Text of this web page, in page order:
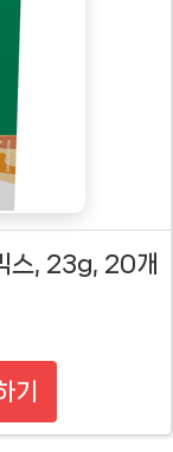
스, 23g, 20개
기